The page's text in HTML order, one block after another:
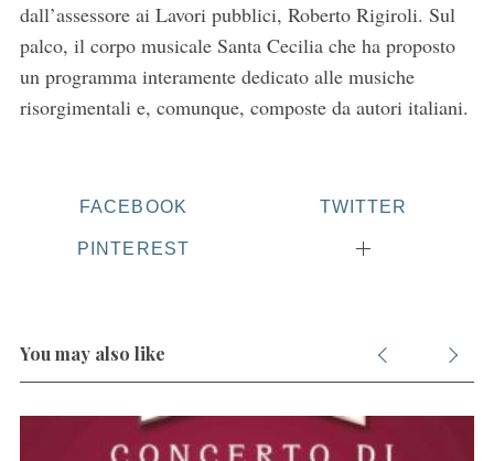
dall’assessore ai Lavori pubblici, Roberto Rigiroli. Sul
palco, il corpo musicale Santa Cecilia che ha proposto
un programma interamente dedicato alle musiche
risorgimentali e, comunque, composte da autori italiani.
FACEBOOK TWITTER
PINTEREST
You may also like